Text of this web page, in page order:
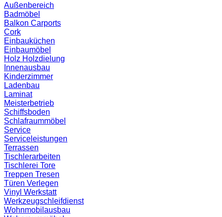
Außenbereich
Badmöbel
Balkon Carports
Cork
Einbauküchen
Einbaumöbel
Holz Holzdielung
Innenausbau
Kinderzimmer
Ladenbau
Laminat
Meisterbetrieb
Schiffsboden
Schlafraummöbel
Service
Serviceleistungen
Terrassen
Tischlerarbeiten
Tischlerei Tore
Treppen Tresen
Türen Verlegen
Vinyl Werkstatt
Werkzeugschleifdienst
Wohnmobilausbau